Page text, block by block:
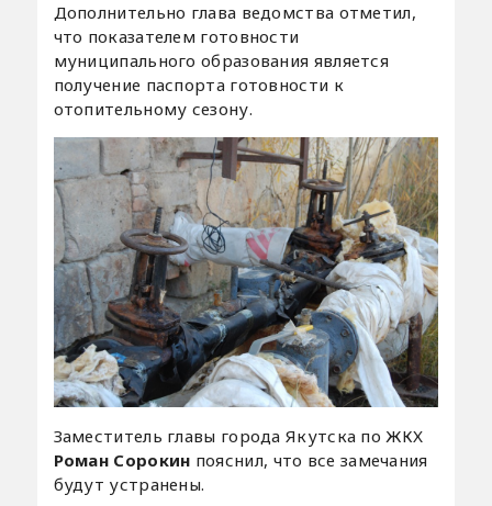
Дополнительно глава ведомства отметил,
что показателем готовности
муниципального образования является
получение паспорта готовности к
отопительному сезону.
Заместитель главы города Якутска по ЖКХ
Роман Сорокин пояснил, что все замечания
будут устранены.